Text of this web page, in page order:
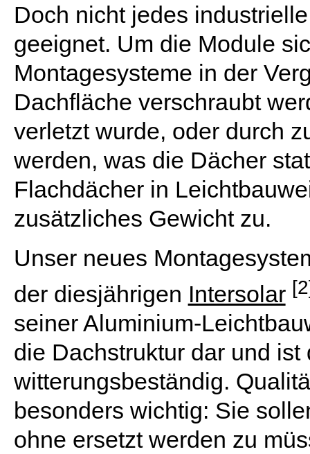
Doch nicht jedes
geeignet. Um die Module
Montagesysteme in der
Dachfläche verschraubt
verletzt wurde, oder durch
werden, was die Dächer
Flachdächer in
zusätzliches Gewicht zu.
Unser neues
der diesjährigen Intersolar
seiner Aluminium-
die Dachstruktur dar und ist
witterungsbeständig.
besonders wichtig: Sie
ohne ersetzt werden zu